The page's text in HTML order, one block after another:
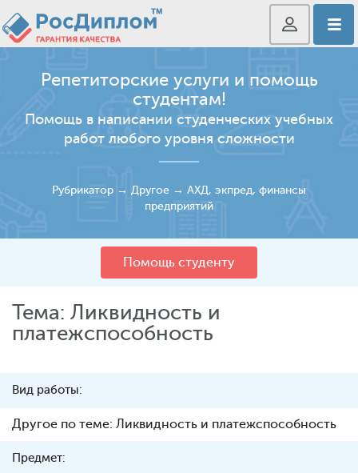
Репетиторские услуги и помощь
студентам!
Помощь в написании студенческих учебных
работ любого уровня сложности
Рубрикатор → Другое → АХД, экпред, финансы
предприятий
Помощь студенту
Тема: Ликвидность и
платежспособность
Вид работы:
Другое по теме: Ликвидность и платежспособность
Предмет: